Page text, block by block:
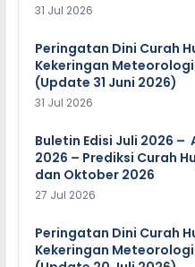
31 Jul 2026
Peringatan Dini Curah
Kekeringan
(Update 31 Juni 2026)
31 Jul 2026
Buletin Edisi Juli 2026 –
2026 – Prediksi Curah
dan Oktober 2026
27 Jul 2026
Peringatan Dini Curah
Kekeringan